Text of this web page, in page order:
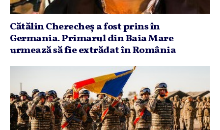
Cătălin Cherecheş a fost prins în
Germania. Primarul din Baia Mare
urmează să fie extrădat în România